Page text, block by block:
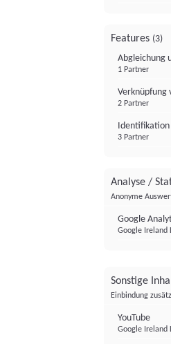
Features (3)
Abgleichung
1 Partner
Verknüpfung
2 Partner
3 Partner
Analyse /
Anonyme
Google
Google Ireland
Sonstige
Einbindung
YouTube
Google Ireland